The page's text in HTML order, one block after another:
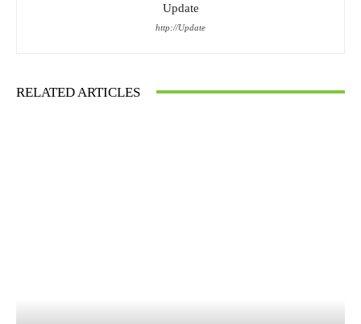
Update
http://Update
RELATED ARTICLES